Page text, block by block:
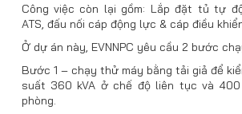
Công việc còn lại gồm: Lắp đặt tủ tự
ATS, đấu nối cáp động lực & cáp điều
Ở dự án này, EVNNPC yêu cầu 2 bước
Bước 1 – chạy thử máy bằng tải giả để
suất 360 kVA ở chế độ liên tục và
phòng.